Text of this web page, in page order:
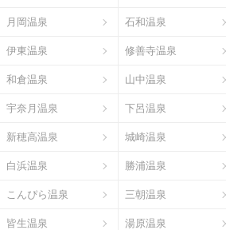
月岡温泉 石和温泉
伊東温泉 修善寺温泉
和倉温泉 山中温泉
宇奈月温泉 下呂温泉
新穂高温泉 城崎温泉
白浜温泉 勝浦温泉
こんぴら温泉 三朝温泉
皆生温泉 湯原温泉